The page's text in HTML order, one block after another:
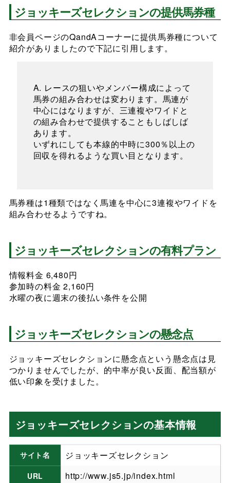
ジョッキーズセレクションの提供馬券種
非会員ページのQandAコーナーに提供馬券種について
紹介がありましたので下記に引用します。
A. レースの狙いやメンバー構成によって
馬券の組み合わせは変わります。馬連が
中心にはなりますが、三連複やワイドと
の組み合わせで提供することもしばしば
あります。
いずれにしても本線的中時に300％以上の
回収を得れるような買い目となります。
馬券種は1種類ではなく馬連を中心に3連複やワイドを
組み合わせるようですね。
ジョッキーズセレクションの有料プラン
情報料金 6,480円
参加時の料金 2,160円
水曜の夜に週末の後払い条件を公開
ジョッキーズセレクションの懸念点
ジョッキーズセレクションに懸念点という懸念点は見
つかりませんでしたが、的中率が良い反面、配当額が
低い印象を受けました。
ジョッキーズセレクションの基本情報
サイト名 ジョッキーズセレクション
URL http://www.js5.jp/index.html